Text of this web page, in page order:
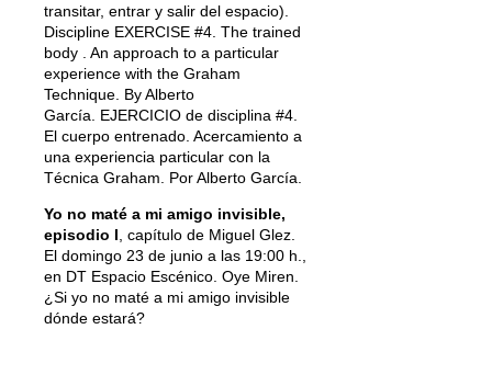
transitar, entrar y salir del espacio).
Discipline EXERCISE #4. The trained
body . An approach to a particular
experience with the Graham
Technique. By Alberto
García. EJERCICIO de disciplina #4.
El cuerpo entrenado. Acercamiento a
una experiencia particular con la
Técnica Graham. Por Alberto García.
Yo no maté a mi amigo invisible,
episodio I , capítulo de Miguel Glez.
El domingo 23 de junio a las 19:00 h.,
en DT Espacio Escénico. Oye Miren.
¿Si yo no maté a mi amigo invisible
dónde estará?